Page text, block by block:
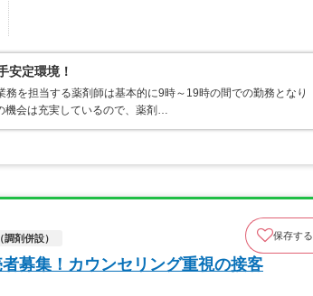
安定環境！
を担当する薬剤師は基本的に9時～19時の間での勤務となり
機会は充実しているので、薬剤…
調剤併設） 保存する
募集！カウンセリング重視の接客